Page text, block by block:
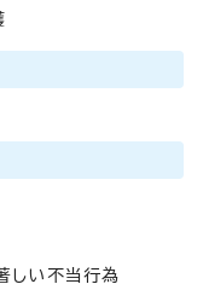
しい不当行為